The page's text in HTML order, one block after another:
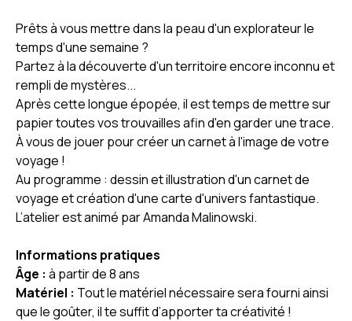
Prêts à vous mettre dans la peau d'un explorateur le
temps d'une semaine ?
Partez à la découverte d'un territoire encore inconnu et
rempli de mystères...
Après cette longue épopée, il est temps de mettre sur
papier toutes vos trouvailles afin d'en garder une trace.
À vous de jouer pour créer un carnet à l'image de votre
voyage !
Au programme : dessin et illustration d'un carnet de
voyage et création d'une carte d'univers fantastique.
L’atelier est animé par Amanda Malinowski.
Informations pratiques
Âge : à partir de 8 ans
Matériel : Tout le matériel nécessaire sera fourni ainsi
que le goûter, il te suffit d’apporter ta créativité !